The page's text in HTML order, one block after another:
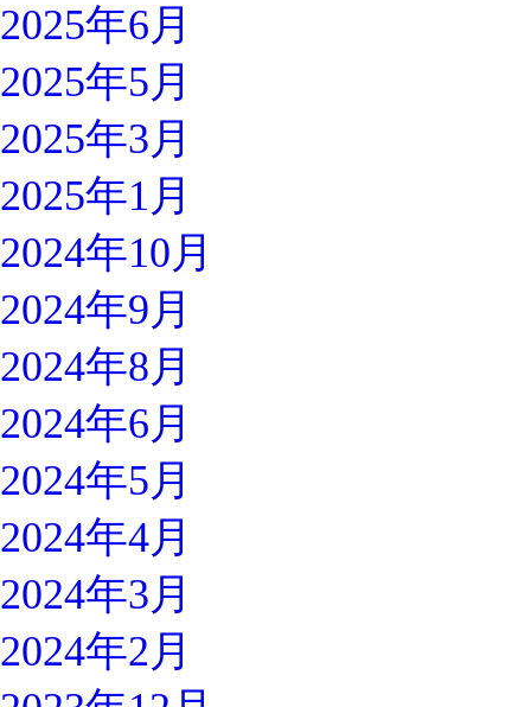
2025年6月
2025年5月
2025年3月
2025年1月
2024年10月
2024年9月
2024年8月
2024年6月
2024年5月
2024年4月
2024年3月
2024年2月